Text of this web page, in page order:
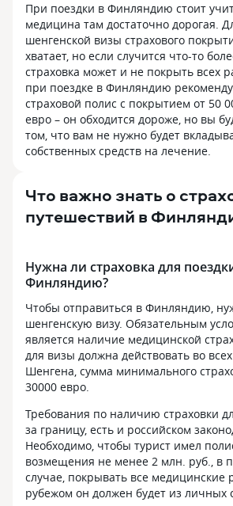
При поездки в Финляндию стоит
медицина там достаточно дорогая.
шенгенской визы страхового
хватает, но если случится что-то
страховка может и не покрыть всех
при поездке в Финляндию
страховой полис с покрытием от 50
евро – он обходится дороже, но вы
том, что вам не нужно будет
собственных средств на лечение.
Что важно знать о
путешествий в
Нужна ли страховка для
Финляндию?
Чтобы отправиться в Финляндию,
шенгенскую визу. Обязательным
является наличие медицинской
для визы должна действовать во
Шенгена, сумма минимального
30000 евро.
Требования по наличию страховки
за границу, есть и российском
Необходимо, чтобы турист имел
возмещения не менее 2 млн. руб., в
случае, покрывать все медицинские
рубежом он должен будет из личных